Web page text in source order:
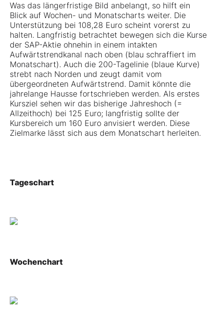
Was das längerfristige Bild anbelangt, so hilft ein
Blick auf Wochen- und Monatscharts weiter. Die
Unterstützung bei 108,28 Euro scheint vorerst zu
halten. Langfristig betrachtet bewegen sich die Kurse
der SAP-Aktie ohnehin in einem intakten
Aufwärtstrendkanal nach oben (blau schraffiert im
Monatschart). Auch die 200-Tagelinie (blaue Kurve)
strebt nach Norden und zeugt damit vom
übergeordneten Aufwärtstrend. Damit könnte die
jahrelange Hausse fortschrieben werden. Als erstes
Kursziel sehen wir das bisherige Jahreshoch (=
Allzeithoch) bei 125 Euro; langfristig sollte der
Kursbereich um 160 Euro anvisiert werden. Diese
Zielmarke lässt sich aus dem Monatschart herleiten.
Tageschart
Wochenchart